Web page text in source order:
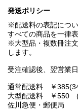
発送ポリシー
※配送料の表記につ
すべての商品を一律
※大型品・複数冊注
します。
受注確認後、翌営業
通常配送料 ￥
大型配送料 ￥550 (
佐川急便・郵便局